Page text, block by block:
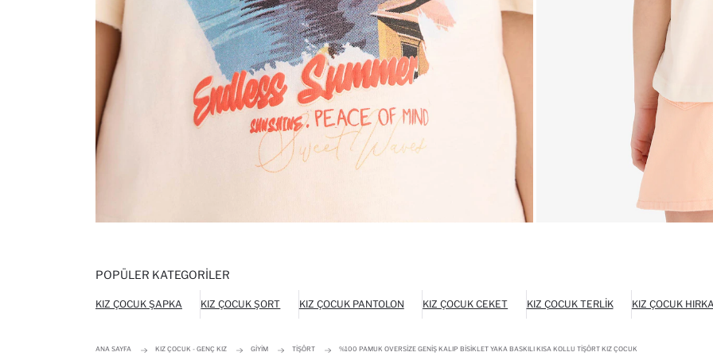
POPÜLER KATEGORILER
KIZ ÇOCUK ŞAPKA KIZ ÇOCUK ŞORT KIZ ÇOCUK PANTOLON KIZ ÇOCUK CEKET KIZ ÇOCUK TERLIK KIZ ÇOCUK
ANA SAYFA KIZ ÇOCUK - GENÇ KIZ GIYIM TIŞÖRT %100 PAMUK OVERSIZE GENIŞ KALIP BISIKLET YAKA BASKILI KISA KOLLU TIŞÖRT KIZ ÇOCUK